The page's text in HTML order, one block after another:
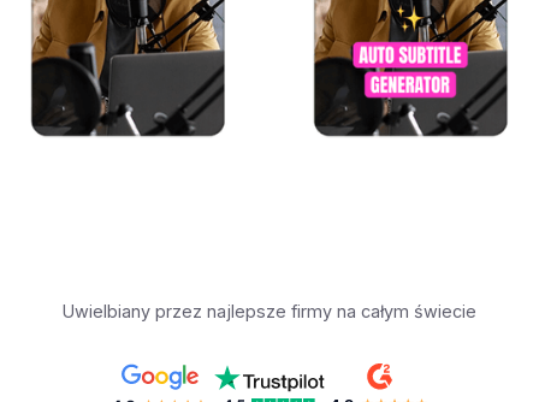
Uwielbiany przez najlepsze firmy na całym świecie